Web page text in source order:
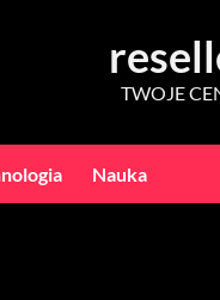
TWOJE
Nauka